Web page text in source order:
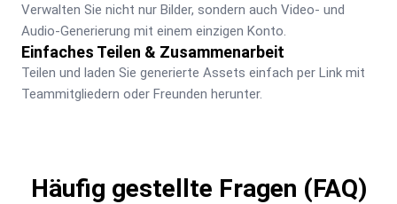
Verwalten Sie nicht nur Bilder, sondern auch Video- und
Audio-Generierung mit einem einzigen Konto.
Einfaches Teilen & Zusammenarbeit
Teilen und laden Sie generierte Assets einfach per Link mit
Teammitgliedern oder Freunden herunter.
Häufig gestellte Fragen (FAQ)